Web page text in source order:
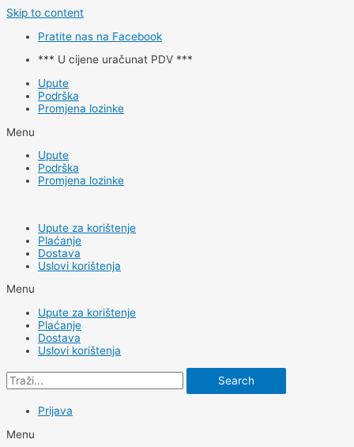
Skip to content
Pratite nas na Facebook
*** U cijene uračunat PDV ***
Upute
Podrška
Promjena lozinke
Menu
Upute
Podrška
Promjena lozinke
Upute za korištenje
Plaćanje
Dostava
Uslovi korištenja
Menu
Upute za korištenje
Plaćanje
Dostava
Uslovi korištenja
Search
Prijava
Menu